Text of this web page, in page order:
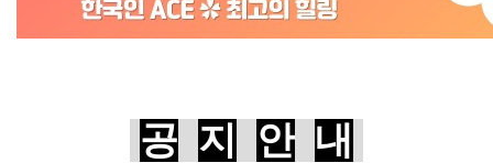
공 지 안 내